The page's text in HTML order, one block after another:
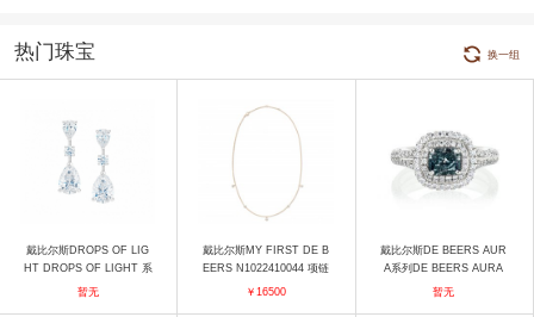
热门珠宝 换一组
戴比尔斯DROPS OF LIG
HT DROPS OF LIGHT 系
列高级珠宝耳环 耳饰
暂无
戴比尔斯MY FIRST DE B
EERS N1022410044 项链
￥16500
戴比尔斯DE BEERS AUR
A系列DE BEERS AURA
双环密镶雷迪恩式切割蓝钻
暂无